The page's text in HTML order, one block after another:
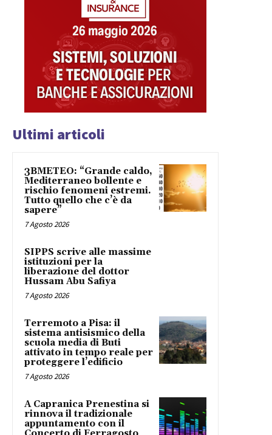
Ultimi articoli
3BMETEO: “Grande caldo,
Mediterraneo bollente e
rischio fenomeni estremi.
Tutto quello che c’è da
sapere”
7 Agosto 2026
SIPPS scrive alle massime
istituzioni per la
liberazione del dottor
Hussam Abu Safiya
7 Agosto 2026
Terremoto a Pisa: il
sistema antisismico della
scuola media di Buti
attivato in tempo reale per
proteggere l’edificio
7 Agosto 2026
A Capranica Prenestina si
rinnova il tradizionale
appuntamento con il